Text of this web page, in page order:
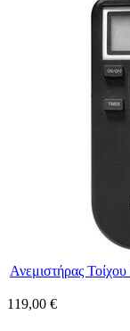
Ανεμιστήρας
119,00 €